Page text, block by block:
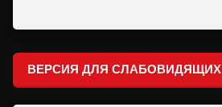
ВЕРСИЯ ДЛЯ СЛАБОВИДЯЩИХ